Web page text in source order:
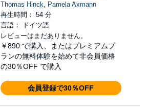
Thomas Hinck, Pamela Axmann
再生時間： 54 分
言語： ドイツ語
レビューはまだありません。
￥890 で購入、またはプレミアムプ
ランの無料体験を始めて非会員価格
の30％OFF で購入
会員登録で30％OFF